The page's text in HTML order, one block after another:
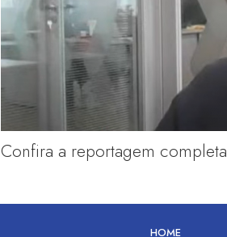
Confira a reportagem completa
HOME